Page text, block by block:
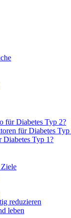
für Diabetes Typ 2?
für Diabetes Typ
Diabetes Typ 1?
Ziele
reduzieren
leben